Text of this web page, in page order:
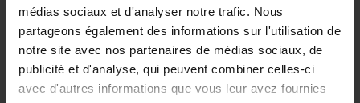
médias sociaux et d'analyser notre trafic. Nous
partageons également des informations sur l'utilisation de
notre site avec nos partenaires de médias sociaux, de
publicité et d'analyse, qui peuvent combiner celles-ci
avec d'autres informations que vous leur avez fournies
UNISCITI ALLA NOSTRA
COMUNITÀ
Per essere i primi a conoscere le novità e le offerte